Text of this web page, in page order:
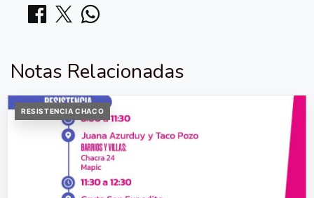
Notas Relacionadas
RESISTENCIA CHACO